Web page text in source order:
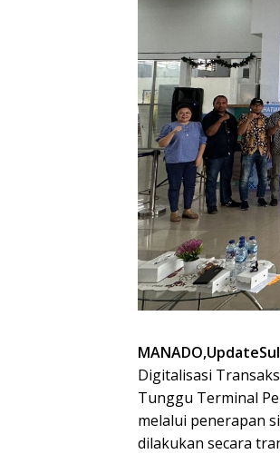
Digitalisasi
Tunggu Terminal
melalui penerapan
dilakukan secara